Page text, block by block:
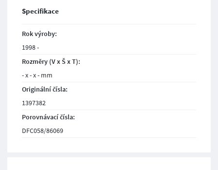
Specifikace
Rok výroby:
1998 -
Rozměry (V x Š x T):
- x - x - mm
Originální čísla:
1397382
Porovnávací čísla:
DFC058/86069